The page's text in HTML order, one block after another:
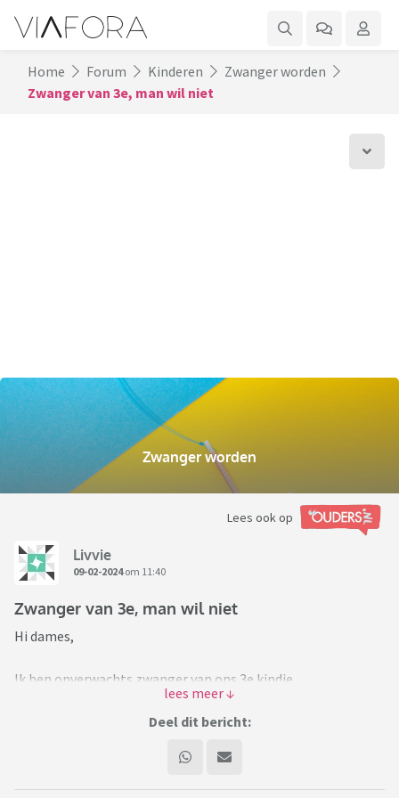
Home Forum Kinderen
Zwanger worden
Zwanger van 3e, man wil niet
Zwanger worden
Lees ook op
Livvie
09-02-2024om 11:40
Zwanger van 3e, man wil niet
Hi dames,
Ik ben onverwachts zwanger van ons 3e kindje.
We hebben al 2 kinderen van 5 en 7 jaar en er is weer wat rust
in ons leven, nu dat beide kinderen naar school gaan. Zelf had
niet en met mijn 2 kinderen was ik ook heel blij. Echter nu ik
wel zwanger ben van de 3e, schreeuwt alles in mij dat ik het
Deel dit bericht: